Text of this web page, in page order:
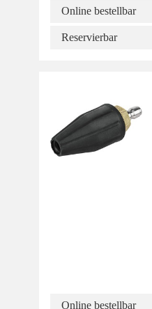
Online bestellbar
Reservierbar
Online bestellbar